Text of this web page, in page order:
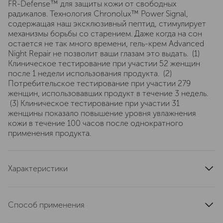
FR-Defense™ для защиты кожи от свободных
радикалов. Технология Chronolux™ Power Signal,
содержащая наш эксклюзивный пептид, стимулирует
механизмы борьбы со старением. Даже когда на сон
остается не так много времени, гель-крем Advanced
Night Repair не позволит ваши глазам это выдать. (1)
Клиническое тестирование при участии 52 женщин
после 1 недели использования продукта. (2)
Потребительское тестирование при участии 279
женщин, использовавших продукт в течение 3 недель.
(3) Клиническое тестирование при участии 31
женщины показало повышение уровня увлажнения
кожи в течение 100 часов после однократного
применения продукта.
Характеристики
Способ применения